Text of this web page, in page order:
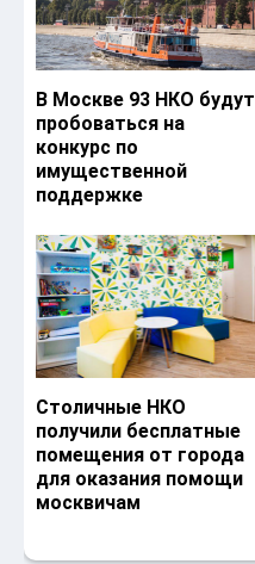
В Москве 93 НКО будут
пробоваться на
конкурс по
имущественной
поддержке
Столичные НКО
получили бесплатные
помещения от города
для оказания помощи
москвичам